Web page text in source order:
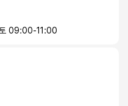
09:00-11:00